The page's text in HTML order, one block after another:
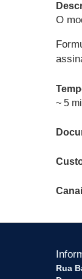
O
~ 5
Rua